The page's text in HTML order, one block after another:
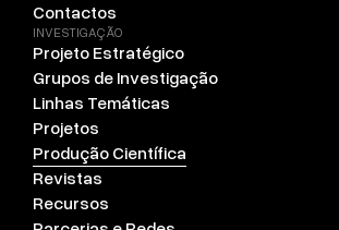
Contactos
INVESTIGAÇÃO
Projeto Estratégico
Grupos de Investigação
Linhas Temáticas
Projetos
Produção Científica
Revistas
Recursos